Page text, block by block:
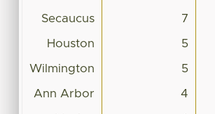
Secaucus 7
Houston 5
Wilmington 5
Ann Arbor 4